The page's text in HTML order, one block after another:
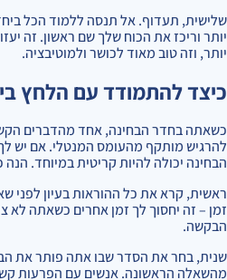
שלישית, תעדוף. אל תנסה ללמוד הכל
יותר וריכז את הכוח שלך שם ראשון. זה
יותר, וזה טוב מאוד לכושר ולמוטיבציה.
כיצד להתמודד עם הלחץ
כשאתה בחדר הבחינה, אחד מהדברים
להרגיש מותקף מהעומס המנטלי. אם יש
הבחינה יכולה להיות קריטית במיוחד. הנה
ראשית, קרא את כל ההוראות בעיון לפני
זמן – זה יחסוך לך זמן אחרים כשאתה לא
הבקשה.
שנית, בחר את הסדר שבו אתה פותר את
מהשאלה הראשונה. אנשים עם הפרעות